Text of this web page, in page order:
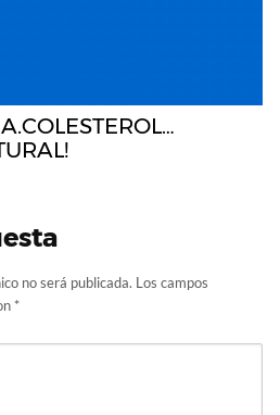
no será publicada. Los campos
*